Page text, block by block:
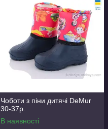
Чоботи з піни дитячі DeMur
30-37р.
В наявності